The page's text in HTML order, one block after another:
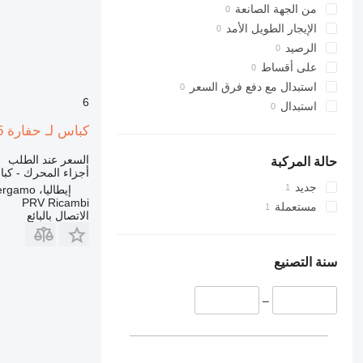
340
345
350
365
374
416
422
428
434
438
من الجهة الصانعة
الإيجار الطويل الأمد
الرصيد
على أقساط
استبدال مع دفع فرق السعر
استبدال
حالة المركبة
جديد
مستعملة
سنة التصنيع
–
6
كباس لـ حفارة New Holland E 215
السعر عند الطلب
أجزاء المحرك -
إيطاليا، Schilpario, Bergamo
PRV Ricambi
الاتصال بالبائع